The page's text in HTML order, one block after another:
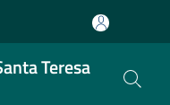
Teresa